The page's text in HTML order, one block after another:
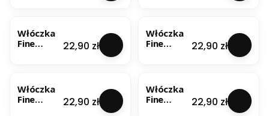
a
(AM3249)
50g
(500) 50g
Włóczka
Fine
(RJ6569)
50g
Cena
22,90 zł
Włóczka
Fine
(3382)
50g
Cena
22,90 zł
Włóczka
Fine
Cena
22,90 zł
Włóczka
Fine
Cena
22,90 zł